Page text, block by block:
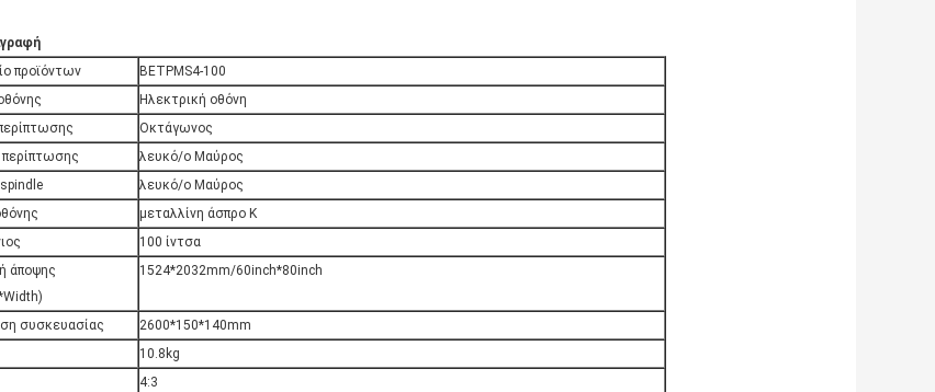
προϊόντων
BETPMS4-100
Ηλεκτρική οθόνη
Οκτάγωνος
λευκό/ο Μαύρος
λευκό/ο Μαύρος
μεταλλίνη άσπρο Κ
100 ίντσα
άποψης
1524*2032mm/60inch*80inch
συσκευασίας
2600*150*140mm
10.8kg
4:3